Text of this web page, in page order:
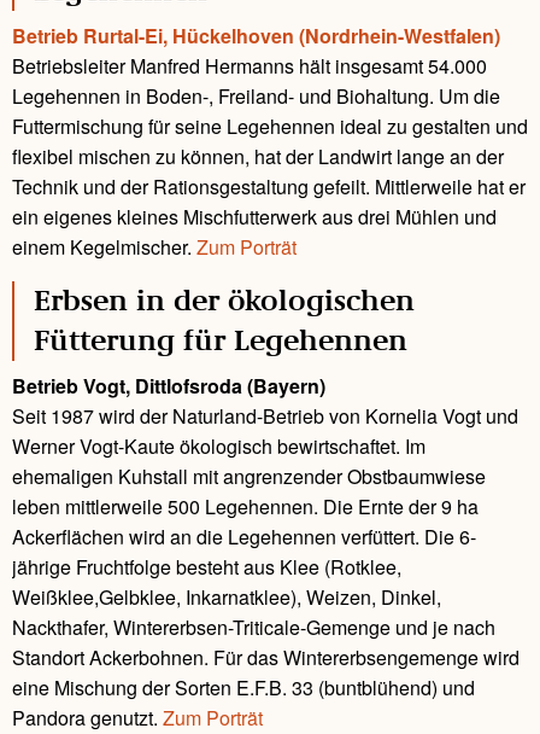
Betrieb Rurtal-Ei, Hückelhoven (Nordrhein-Westfalen)
Betriebsleiter Manfred Hermanns hält insgesamt 54.000
Legehennen in Boden-, Freiland- und Biohaltung. Um die
Futtermischung für seine Legehennen ideal zu gestalten und
flexibel mischen zu können, hat der Landwirt lange an der
Technik und der Rationsgestaltung gefeilt. Mittlerweile hat er
ein eigenes kleines Mischfutterwerk aus drei Mühlen und
einem Kegelmischer. Zum Porträt
Erbsen in der ökologischen
Fütterung für Legehennen
Betrieb Vogt, Dittlofsroda (Bayern)
Seit 1987 wird der Naturland-Betrieb von Kornelia Vogt und
Werner Vogt-Kaute ökologisch bewirtschaftet. Im
ehemaligen Kuhstall mit angrenzender Obstbaumwiese
leben mittlerweile 500 Legehennen. Die Ernte der 9 ha
Ackerflächen wird an die Legehennen verfüttert. Die 6-
jährige Fruchtfolge besteht aus Klee (Rotklee,
Weißklee,Gelbklee, Inkarnatklee), Weizen, Dinkel,
Nackthafer, Wintererbsen-Triticale-Gemenge und je nach
Standort Ackerbohnen. Für das Wintererbsengemenge wird
eine Mischung der Sorten E.F.B. 33 (buntblühend) und
Pandora genutzt. Zum Porträt